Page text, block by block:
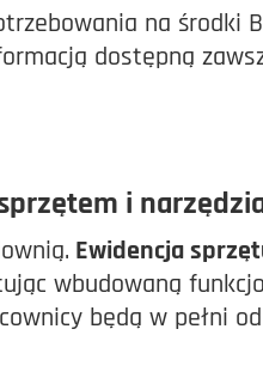
na środki
dostępną
i
Ewidencja
wbudowaną
będą w pełni